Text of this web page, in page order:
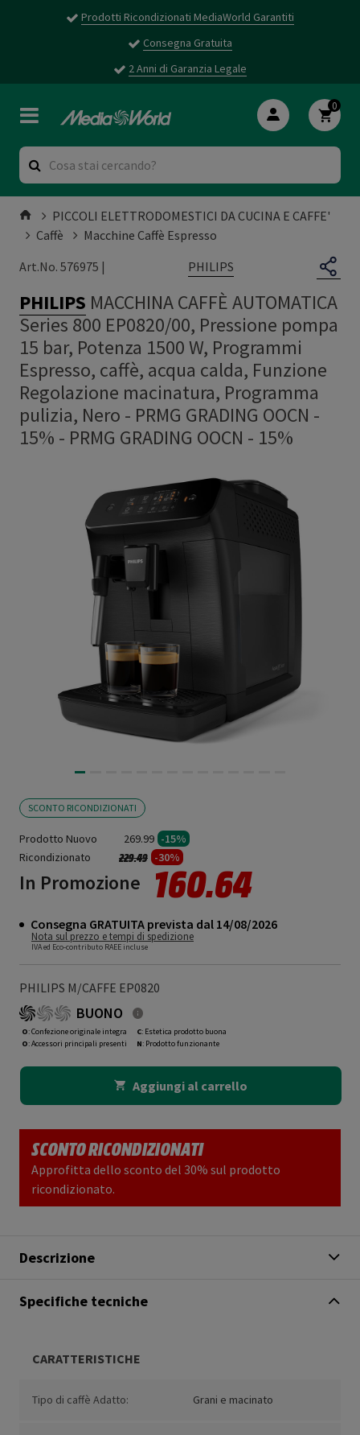
Prodotti Ricondizionati MediaWorld Garantiti
Consegna Gratuita
2 Anni di Garanzia Legale
0
PICCOLI ELETTRODOMESTICI DA CUCINA E CAFFE'
Caffè
Macchine Caffè Espresso
Art.No. 576975 |
PHILIPS
PHILIPS MACCHINA CAFFÈ AUTOMATICA
Series 800 EP0820/00, Pressione pompa
15 bar, Potenza 1500 W, Programmi
Espresso, caffè, acqua calda, Funzione
Regolazione macinatura, Programma
pulizia, Nero - PRMG GRADING OOCN -
15% - PRMG GRADING OOCN - 15%
SCONTO RICONDIZIONATI
Prodotto Nuovo 269.99 -15%
Ricondizionato
Prezzo ridotto da
229.49a -30%
In Promozione 160.64
Consegna GRATUITA prevista dal 14/08/2026
Nota sul prezzo e tempi di spedizione
IVA ed Eco-contributo RAEE incluse
PHILIPS M/CAFFE EP0820
BUONO
O: Confezione originale integra
O: Accessori principali presenti
C: Estetica prodotto buona
N: Prodotto funzionante
Aggiungi al carrello
SCONTO RICONDIZIONATI
Approfitta dello sconto del 30% sul prodotto
ricondizionato.
Descrizione
Specifiche tecniche
CARATTERISTICHE
Tipo di caffè Adatto: Grani e macinato